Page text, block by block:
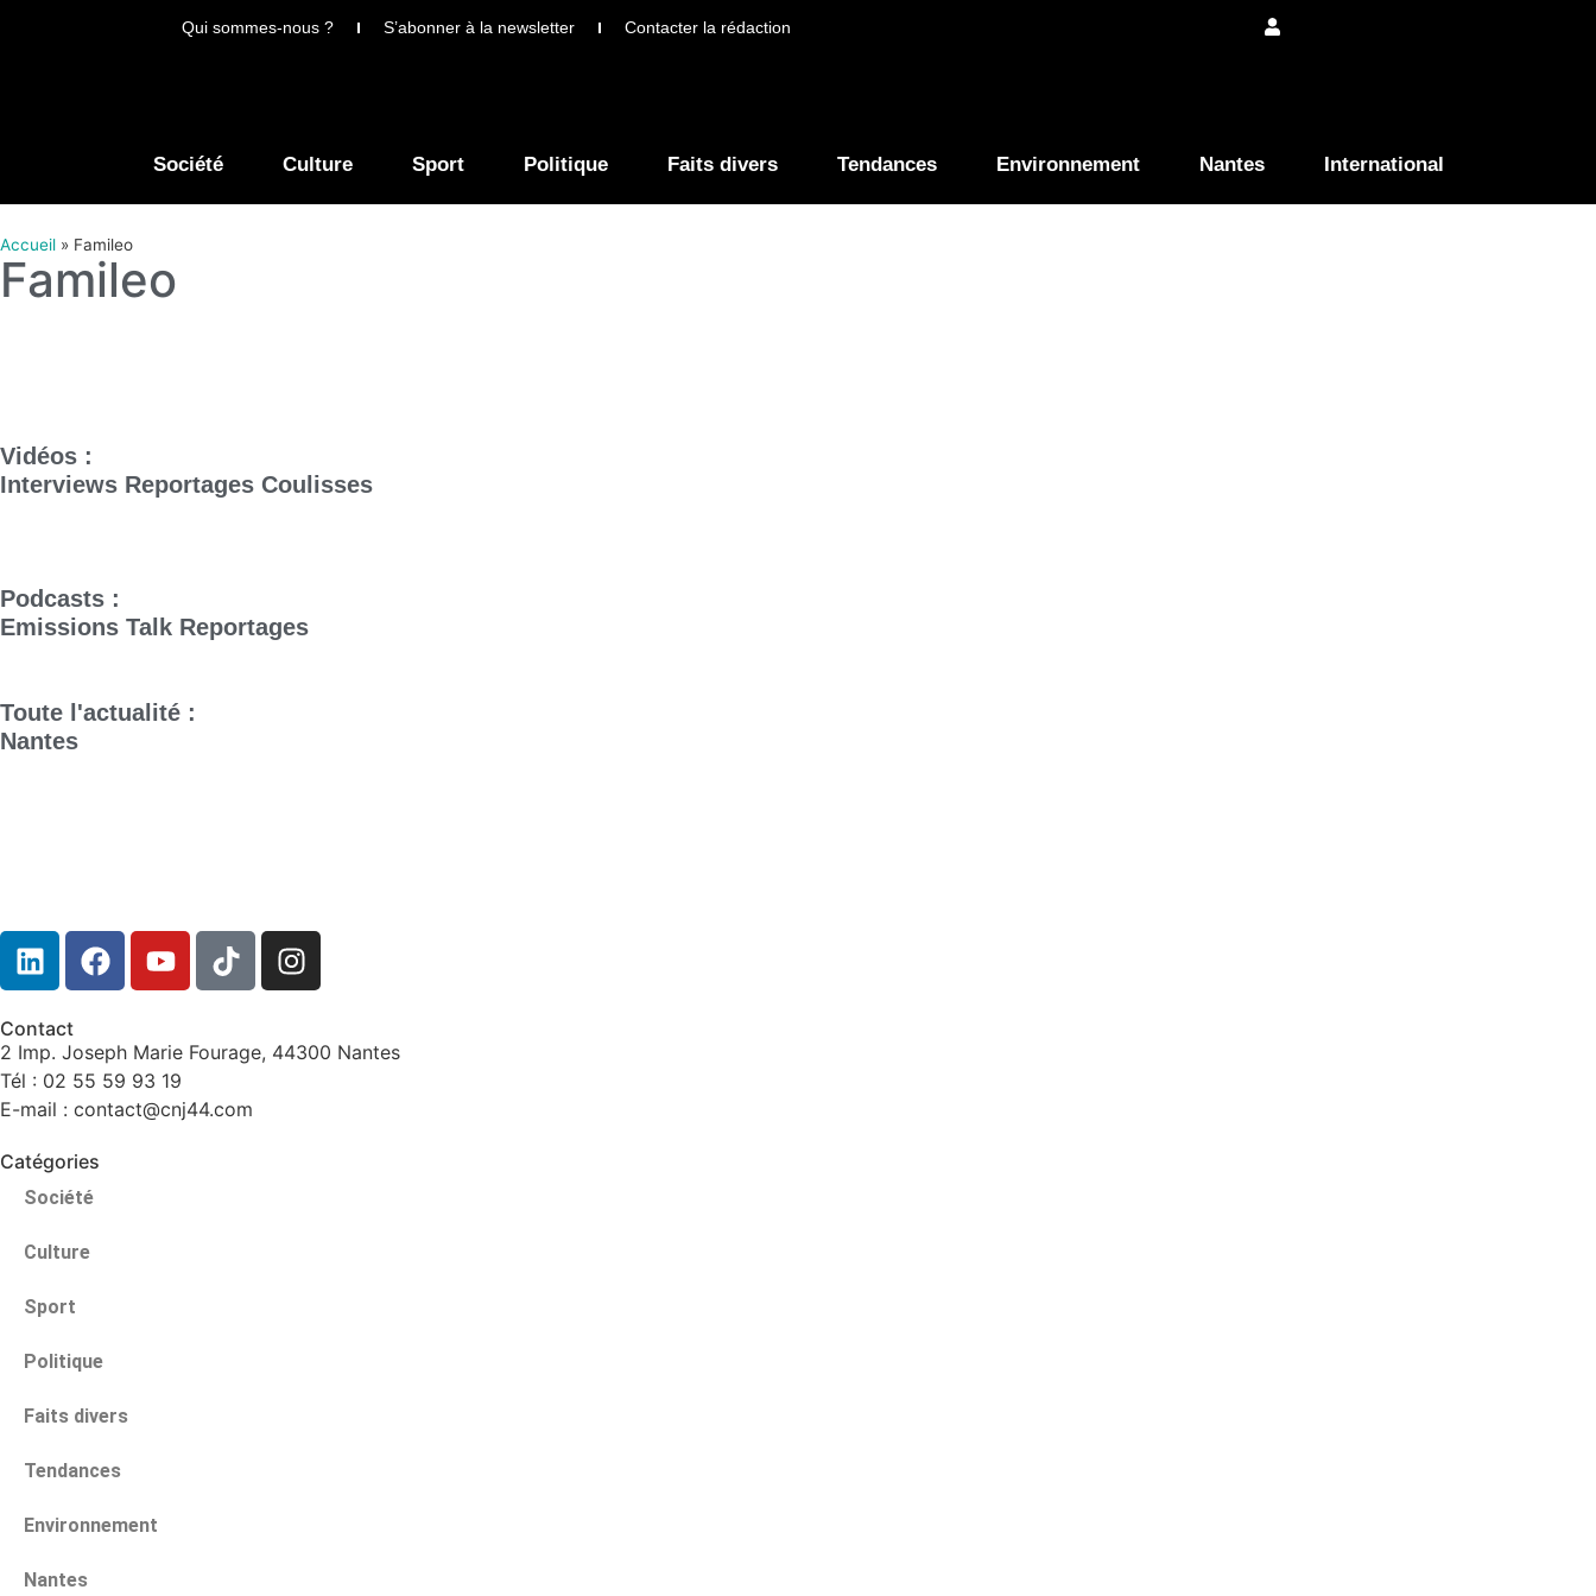
Qui sommes-nous ? S’abonner à la newsletter Contacter la rédaction
Société Culture Sport Politique Faits divers Tendances Environnement Nantes International
Accueil » Famileo
Famileo
Vidéos :
Interviews Reportages Coulisses
Podcasts :
Emissions Talk Reportages
Toute l'actualité :
Nantes
Contact
2 Imp. Joseph Marie Fourage, 44300 Nantes
Tél : 02 55 59 93 19
E-mail : contact@cnj44.com
Catégories
Société
Culture
Sport
Politique
Faits divers
Tendances
Environnement
Nantes